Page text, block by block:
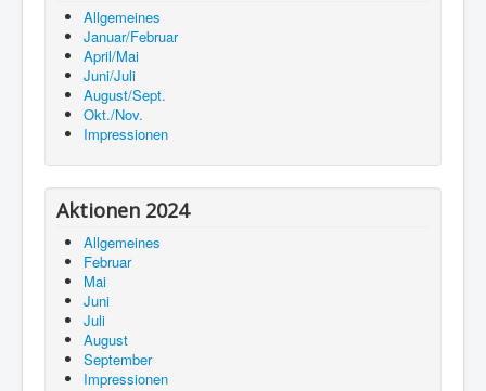
Allgemeines
Januar/Februar
April/Mai
Juni/Juli
August/Sept.
Okt./Nov.
Impressionen
Aktionen 2024
Allgemeines
Februar
Mai
Juni
Juli
August
September
Impressionen